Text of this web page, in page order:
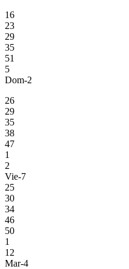
16
23
29
35
51
5
Dom-2
26
29
35
38
47
1
2
Vie-7
25
30
34
46
50
1
12
Mar-4